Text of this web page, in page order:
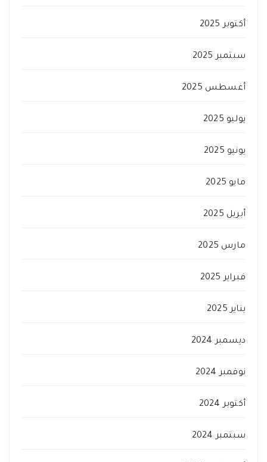
أكتوبر 2025
سبتمبر 2025
أغسطس 2025
يوليو 2025
يونيو 2025
مايو 2025
أبريل 2025
مارس 2025
فبراير 2025
يناير 2025
ديسمبر 2024
نوفمبر 2024
أكتوبر 2024
سبتمبر 2024